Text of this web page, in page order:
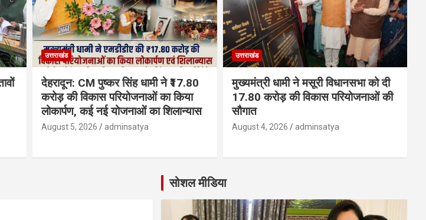
उत्तराखंड
देहरादून: CM पुष्कर सिंह धामी ने ₹17.80
करोड़ की विकास परियोजनाओं का किया
लोकार्पण, कई नई योजनाओं का शिलान्यास
August 5, 2026 adminsatya
उत्तराखंड
मुख्यमंत्री धामी ने मसूरी विधानसभा को दी
17.80 करोड़ की विकास परियोजनाओं की
सौगात
August 4, 2026 adminsatya
सोशल मीडिया